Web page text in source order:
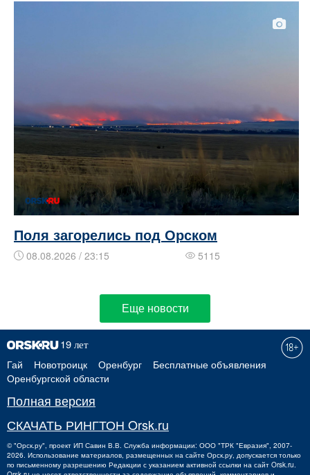
Поля загорелись под Орском
08.08.2026 / 23:15 5115
Еще новости
Гай Новотроицк Оренбург
Бесплатные объявления
Оренбургской области
Полная версия
СКАЧАТЬ РИНГТОН Orsk.ru
©"Орск.ру", проект ИП Савин В.В. Служба информации: ООО "ТРК "Евразия", 2007-
2026. Использование материалов, размещенных на сайте Орск.ру, допускается только
по письменному разрешению Редакции с указанием активной ссылки на сайт Orsk.ru.